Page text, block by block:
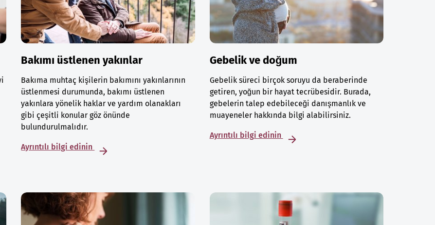
Bakımı üstlenen yakınlar
Bakıma muhtaç kişilerin bakımını yakınlarının
üstlenmesi durumunda, bakımı üstlenen
yakınlara yönelik haklar ve yardım olanakları
gibi çeşitli konular göz önünde
bulundurulmalıdır.
Ayrıntılı bilgi edinin
Gebelik ve doğum
Gebelik süreci birçok soruyu da beraberinde
getiren, yoğun bir hayat tecrübesidir. Burada,
gebelerin talep edebileceği danışmanlık ve
muayeneler hakkında bilgi alabilirsiniz.
Ayrıntılı bilgi edinin